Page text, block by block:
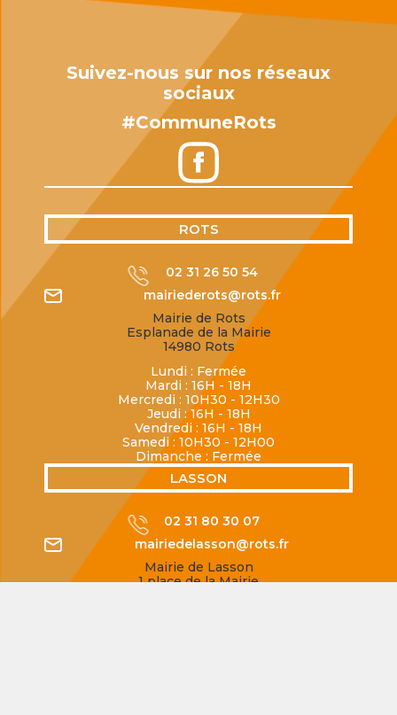
Suivez-nous sur nos réseaux
sociaux
#CommuneRots
ROTS
02 31 26 50 54
mairiederots@rots.fr
Mairie de Rots
Esplanade de la Mairie
14980 Rots
Lundi : Fermée
Mardi : 16H - 18H
Mercredi : 10H30 - 12H30
Jeudi : 16H - 18H
Vendredi : 16H - 18H
Samedi : 10H30 - 12H00
Dimanche : Fermée
LASSON
02 31 80 30 07
mairiedelasson@rots.fr
Mairie de Lasson
1 place de la Mairie